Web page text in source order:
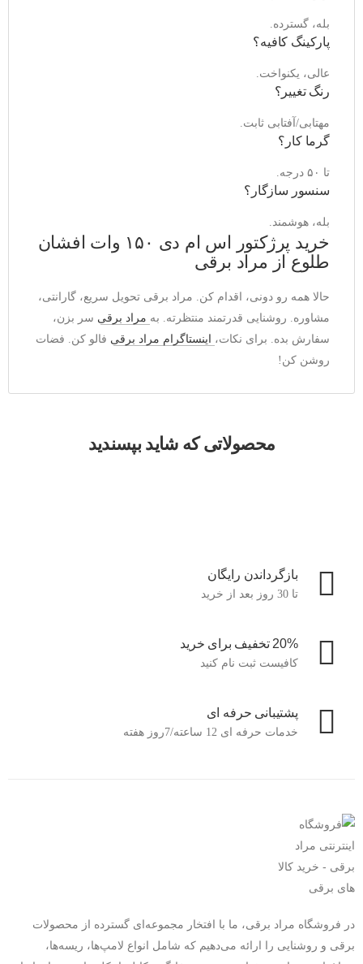
بله، گسترده.
پارکینگ کافیه؟
عالی، یکنواخت.
رنگ تغییر؟
مهتابی/آفتابی ثابت.
گرما کار؟
تا ۵۰ درجه.
سنسور سازگار؟
بله، هوشمند.
خرید پرژکتور اس ام دی ۱۵۰ وات افشان
طلوع از مراد برقی
مشاوره. روشنایی قدرتمند منتظرته. به مراد برقی
سفارش بده. برای نکات،
اینستاگرام مراد برقی
روشن کن!
محصولاتی که شاید بپسندید
بازگرداندن رایگان
تا 30 روز بعد از خرید
20% تخفیف برای خرید
کافیست ثبت نام کنید
پشتیبانی حرفه ای
خدمات حرفه ای 12 ساعته/7روز هفته
در فروشگاه مراد برقی، ما با افتخار مجموعه‌ای گسترده از محصولات
برقی و روشنایی را ارائه می‌دهیم که شامل انواع لامپ‌ها، ریسه‌ها،